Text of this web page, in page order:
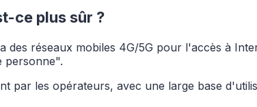
ce plus sûr ?
réseaux mobiles 4G/5G pour l'accès à
personne".
par les opérateurs, avec une large base